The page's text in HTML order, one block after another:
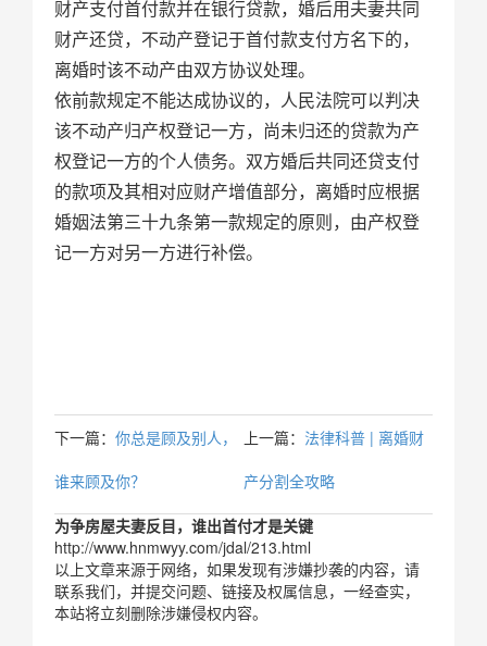
财产支付首付款并在银行贷款，婚后用夫妻共同
财产还贷，不动产登记于首付款支付方名下的，
离婚时该不动产由双方协议处理。
依前款规定不能达成协议的，人民法院可以判决
该不动产归产权登记一方，尚未归还的贷款为产
权登记一方的个人债务。双方婚后共同还贷支付
的款项及其相对应财产增值部分，离婚时应根据
婚姻法第三十九条第一款规定的原则，由产权登
记一方对另一方进行补偿。
上一篇： 法律科普 | 离婚财
产分割全攻略
下一篇： 你总是顾及别人，
谁来顾及你？ ​
为争房屋夫妻反目，谁出首付才是关键
http://www.hnmwyy.com/jdal/213.html
以上文章来源于网络，如果发现有涉嫌抄袭的内容，请
联系我们，并提交问题、链接及权属信息，一经查实，
本站将立刻删除涉嫌侵权内容。